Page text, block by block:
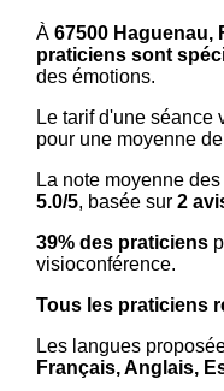
À 67500 Haguenau,
praticiens sont
des émotions.
Le tarif d'une séance
pour une moyenne de
La note moyenne
5.0/5, basée sur 2
39% des praticiens
visioconférence.
Tous les praticiens
Les langues
Français, Anglais,